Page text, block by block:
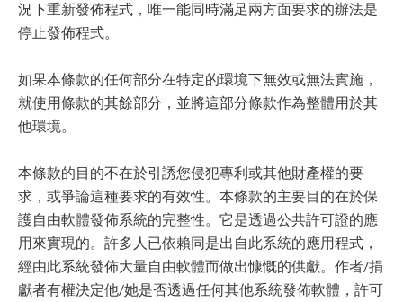
況下重新發佈程式，唯一能同時滿足兩方面要求的辦法是
停止發佈程式。
如果本條款的任何部分在特定的環境下無效或無法實施，
就使用條款的其餘部分，並將這部分條款作為整體用於其
他環境。
本條款的目的不在於引誘您侵犯專利或其他財產權的要
求，或爭論這種要求的有效性。本條款的主要目的在於保
護自由軟體發佈系統的完整性。它是透過公共許可證的應
用來實現的。許多人已依賴同是出自此系統的應用程式，
經由此系統發佈大量自由軟體而做出慷慨的供獻。作者/捐
獻者有權決定他/她是否透過任何其他系統發佈軟體，許可